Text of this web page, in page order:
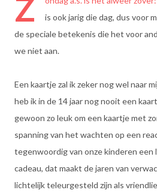
Z
is ook jarig die dag, dus voor
de speciale betekenis die het voor
we niet aan.
Een kaartje zal ik zeker nog wel naar
heb ik in de 14 jaar nog nooit een
gewoon zo leuk om een kaartje met
spanning van het wachten op een
tegenwoordig van onze kinderen een
cadeau, dat maakt de jaren van
lichtelijk teleurgesteld zijn als